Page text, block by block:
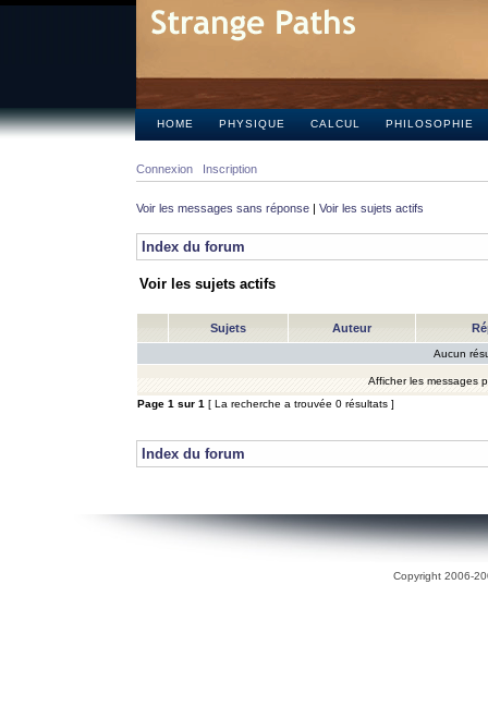
HOME PHYSIQUE CALCUL PHILOSOPHIE
Connexion Inscription
Voir les messages sans réponse | Voir les sujets actifs
Index du forum
Voir les sujets actifs
Sujets Auteur
Aucun
Afficher les messages
Page 1 sur 1 [ La recherche a trouvée 0 résultats ]
Index du forum
Copyright 2006-